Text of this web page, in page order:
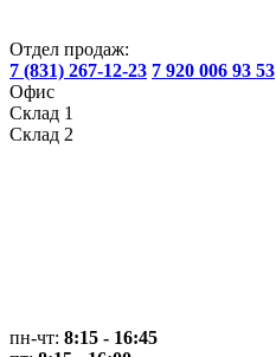
Отдел продаж:
7 (831) 267-12-23 7 920 006 93 53
Офис
Склад 1
Склад 2
пн-чт: 8:15 - 16:45